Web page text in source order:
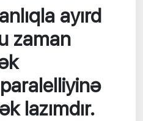
ayırd
zaman
lazımdır.